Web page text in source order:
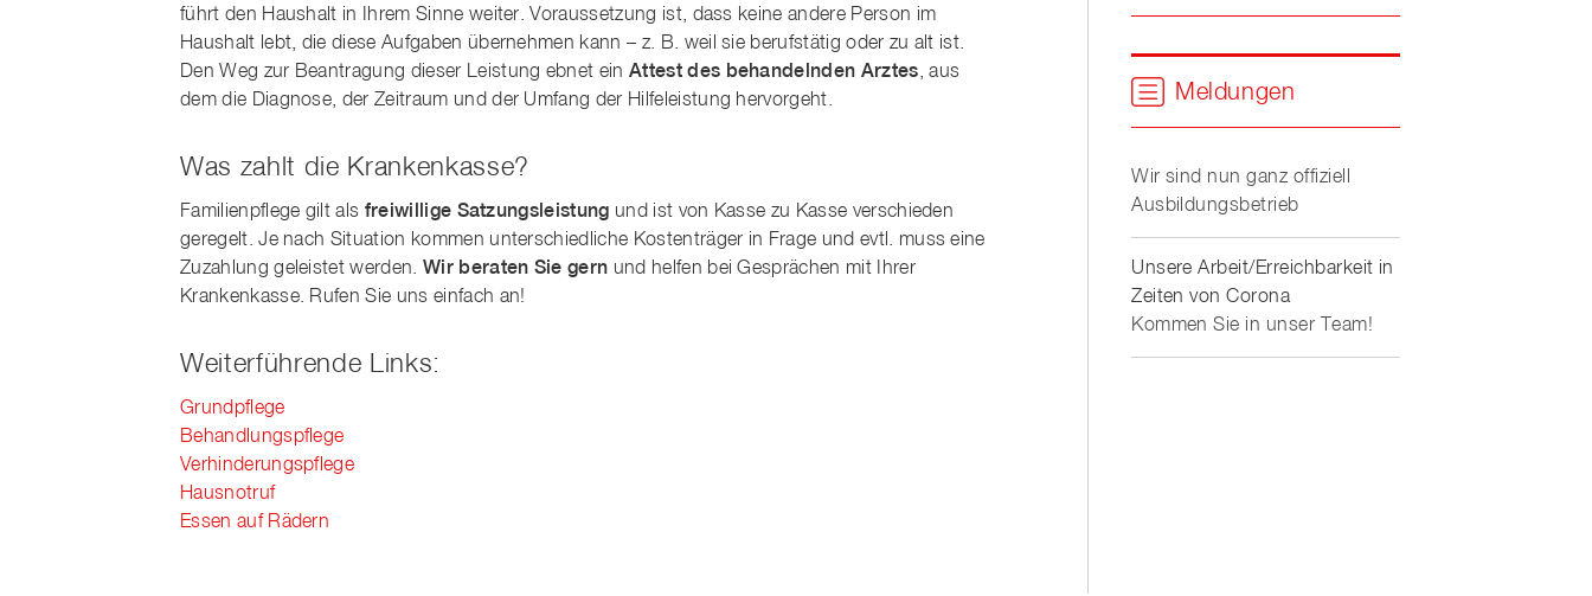
führt den Haushalt in Ihrem Sinne weiter. Voraussetzung ist, dass keine andere Person im
Haushalt lebt, die diese Aufgaben übernehmen kann – z. B. weil sie berufstätig oder zu alt ist.
Den Weg zur Beantragung dieser Leistung ebnet einAttest des behandelnden Arztes, aus
dem die Diagnose, der Zeitraum und der Umfang der Hilfeleistung hervorgeht.
Was zahlt die Krankenkasse?
Familienpflege gilt als freiwillige Satzungsleistung und ist von Kasse zu Kasse verschieden
geregelt. Je nach Situation kommen unterschiedliche Kostenträger in Frage und evtl. muss eine
Zuzahlung geleistet werden. Wir beraten Sie gern und helfen bei Gesprächen mit Ihrer
Krankenkasse. Rufen Sie uns einfach an!
Weiterführende Links:
Grundpflege
Behandlungspflege
Verhinderungspflege
Hausnotruf
Essen auf Rädern
Meldungen
Wir sind nun ganz offiziell
Ausbildungsbetrieb
Unsere Arbeit/Erreichbarkeit in
Zeiten von Corona
Kommen Sie in unser Team!